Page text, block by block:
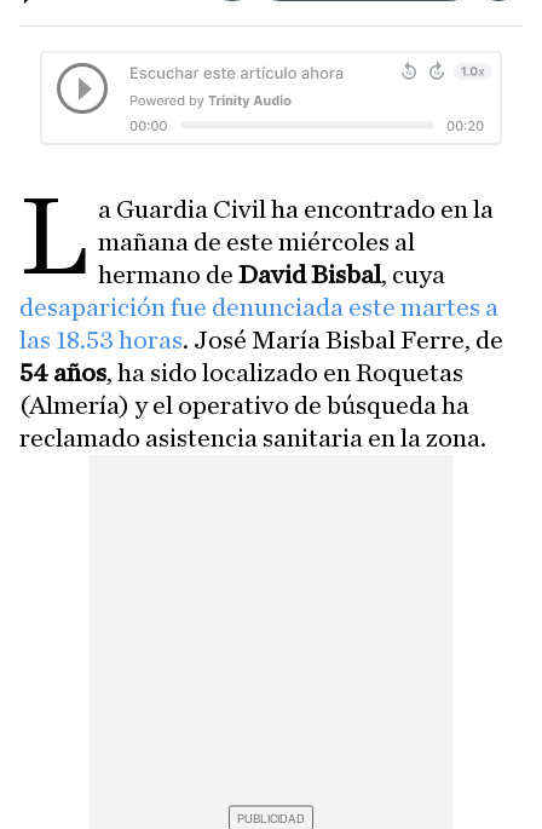
L a Guardia Civil ha encontrado en la
mañana de este miércoles al
hermano deDavid Bisbal, cuya
desaparición fue denunciada este martes a
las 18.53 horas. José María Bisbal Ferre, de
54 años, ha sido localizado en Roquetas
(Almería) y el operativo de búsqueda ha
reclamado asistencia sanitaria en la zona.